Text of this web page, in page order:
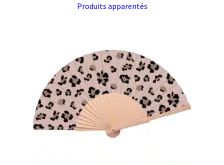
Produits apparentés